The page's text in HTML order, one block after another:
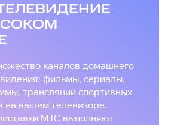
каналов домашнего
фильмы, сериалы,
трансляции спортивных
на вашем телевизоре.
МТС выполняют